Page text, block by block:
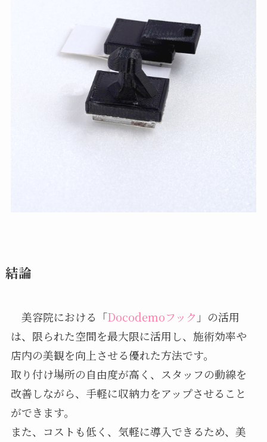
結論
美容院における「Docodemoフック 」の活用
は、限られた空間を最大限に活用し、施術効率や
店内の美観を向上させる優れた方法です。
取り付け場所の自由度が高く、スタッフの動線を
改善しながら、手軽に収納力をアップさせること
ができます。
また、コストも低く、気軽に導入できるため、美